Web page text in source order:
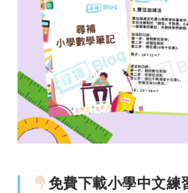
免費下載小學中文練